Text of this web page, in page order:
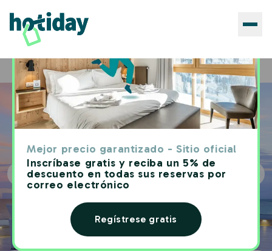
Mejor precio garantizado - Sitio oficial
Inscríbase gratis y reciba un 5% de
descuento en todas sus reservas por
correo electrónico
Regístrese gratis
Home Hoteles Hotiday Apartments Torre Lapillo